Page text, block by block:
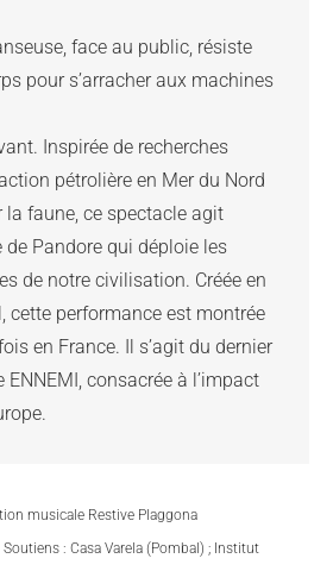
face au public, résiste
pour s’arracher aux machines
Inspirée de recherches
pétrolière en Mer du Nord
faune, ce spectacle agit
Pandore qui déploie les
de notre civilisation. Créée en
cette performance est montrée
en France. Il s’agit du dernier
consacrée à l’impact
musicale Restive Plaggona
: Casa Varela (Pombal) ; Institut